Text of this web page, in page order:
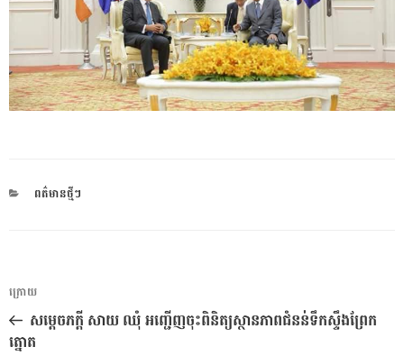
CATEGORIES
ពត៌មានថ្មីៗ
ការ​
នាំទិស​
ប្រកាស
អត្ថបទ
មុន
ក្រោយ
សម្តេចភក្តី សាយ ឈុំ អញ្ជើញចុះពិនិត្យស្ថានភាពជំនន់ទឹកស្ទឹងព្រែក
ត្នោត